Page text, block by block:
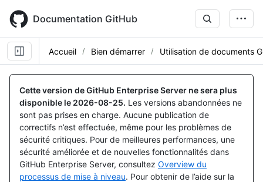
main
content
Documentation GitHub
Accueil Bien démarrer Utilisation de documents
Cette version de GitHub Enterprise Server ne sera plus
disponible le 2026-08-25. Les versions abandonnées ne
sont pas prises en charge. Aucune publication de
correctifs n’est effectuée, même pour les problèmes de
sécurité critiques. Pour de meilleures performances, une
sécurité améliorée et de nouvelles fonctionnalités dans
GitHub Enterprise Server, consultez Overview du
processus de mise à niveau. Pour obtenir de l’aide sur la